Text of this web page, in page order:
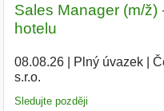
Sales Manager (m/
hotelu
08.08.26| Plný úvazek|
s.r.o.
Sledujte později